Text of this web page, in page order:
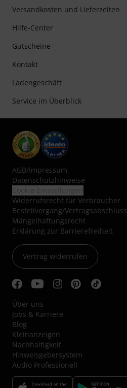
Versandkosten und Lieferzeiten
Hilfe-Center
Gutscheine
Kontakt
Ladengeschäft
Service im Überblick
AGB/Impressum
Datenschutzhinweise
Widerrufsrecht für Verbraucher
Bestellvorgang/Vertragsabschluss
Mängelhaftungsrecht
Erklärung zur Barrierefreiheit
Vertrag widerrufen
Über uns
Jobs & Karriere
Blog
Kleinanzeigen
Nachhaltigkeit
Hinweisgebersystem
Audio Professionell